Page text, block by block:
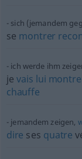
sich (jemandem
se montrer
ich werde ihm
jevais lui
chauffe
jemandem zeigen,
dire ses quatre